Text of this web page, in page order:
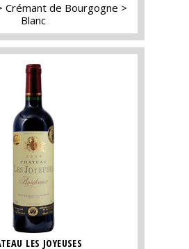
Crémant de Bourgogne
Blanc
LES JOYEUSES